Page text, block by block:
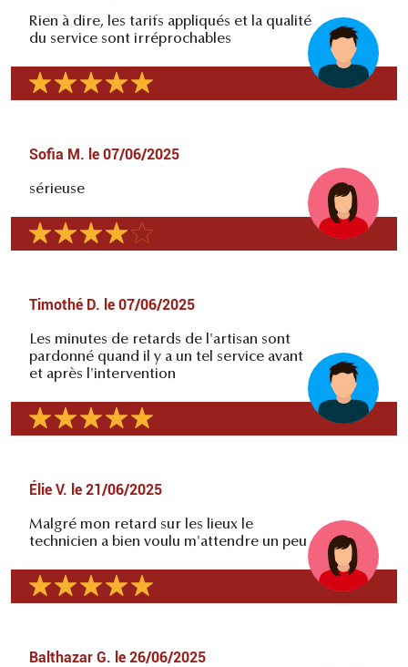
Rien à dire, les tarifs appliqués et la qualité
du service sont irréprochables
Sofia M. le 07/06/2025
sérieuse
Timothé D. le 07/06/2025
Les minutes de retards de l'artisan sont
pardonné quand il y a un tel service avant
et après l'intervention
Élie V. le 21/06/2025
Malgré mon retard sur les lieux le
technicien a bien voulu m'attendre un peu
Balthazar G. le 26/06/2025